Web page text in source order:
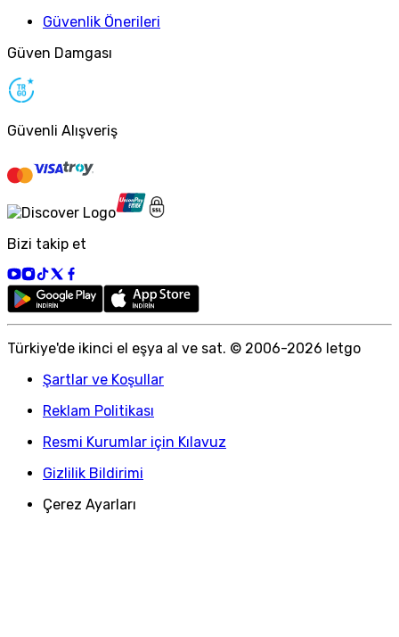
Güvenlik Önerileri
Güven Damgası
Güvenli Alışveriş
Bizi takip et
Türkiye'de ikinci el eşya al ve sat. © 2006-2026 letgo
Şartlar ve Koşullar
Reklam Politikası
Resmi Kurumlar için Kılavuz
Gizlilik Bildirimi
Çerez Ayarları